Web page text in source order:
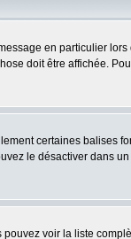
en particulier
doit être affichée.
certaines balises
le désactiver dans
voir la liste